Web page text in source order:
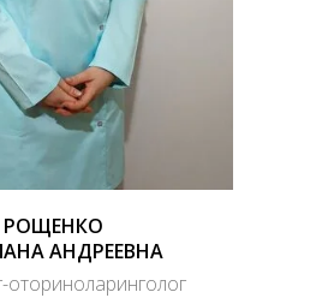
РОЩЕНКО
АНДРЕЕВНА
оториноларинголог